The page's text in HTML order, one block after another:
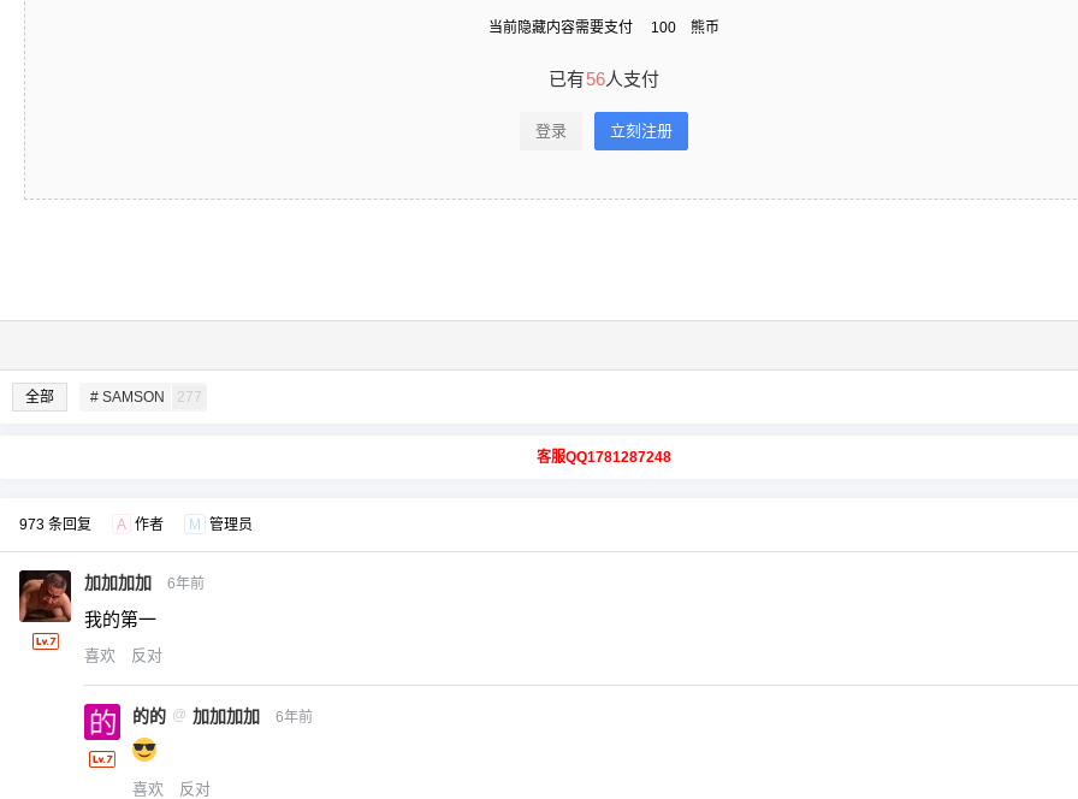
当前隐藏内容需要支付 100 熊币
已有56人支付
登录 立刻注册
全部 # SAMSON 277
客服QQ1781287248
973 条回复 A 作者 M 管理员
加加加加 6年前
我的第一
喜欢 反对
的的 @ 加加加加 6年前
喜欢 反对